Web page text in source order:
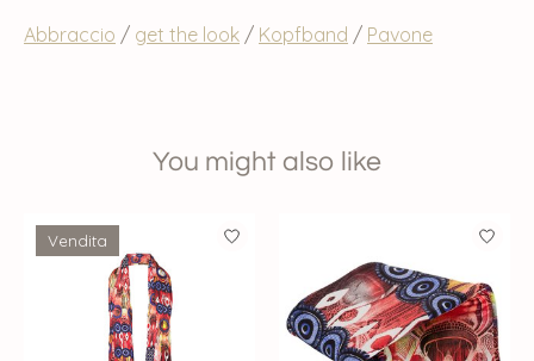
Abbraccio / get the look / Kopfband / Pavone
You might also like
Product carousel items
Vendita